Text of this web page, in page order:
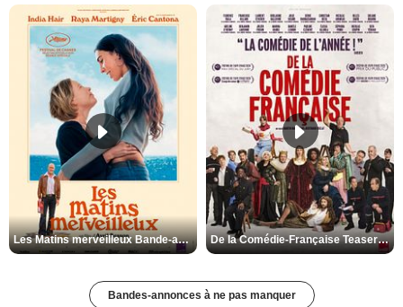
Les Matins merveilleux Bande-annonce VF De la Comédie-Française Teaser VF
Bandes-annonces à ne pas manquer